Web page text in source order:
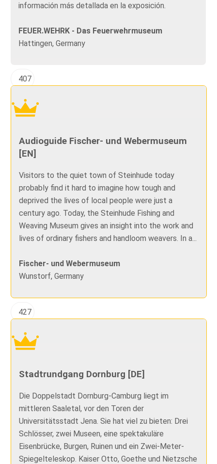
información más detallada en la exposición.
FEUER.WEHRK - Das Feuerwehrmuseum
Hattingen, Germany
407
Audioguide Fischer- und Webermuseum
[EN]
Visitors to the quiet town of Steinhude today
probably find it hard to imagine how tough and
deprived the lives of local people were just a
century ago. Today, the Steinhude Fishing and
Weaving Museum gives an insight into the work and
lives of ordinary fishers and handloom weavers. In a...
Fischer- und Webermuseum
Wunstorf, Germany
427
Stadtrundgang Dornburg [DE]
Die Doppelstadt Dornburg-Camburg liegt im
mittleren Saaletal, vor den Toren der
Universitätsstadt Jena. Sie hat viel zu bieten: Drei
Schlösser, zwei Museen, eine spektakuläre
Eisenbrücke, Burgen, Ruinen und ein Zwei-Meter-
Spiegelteleskop. Kaiser Otto, Goethe und Nietzsche